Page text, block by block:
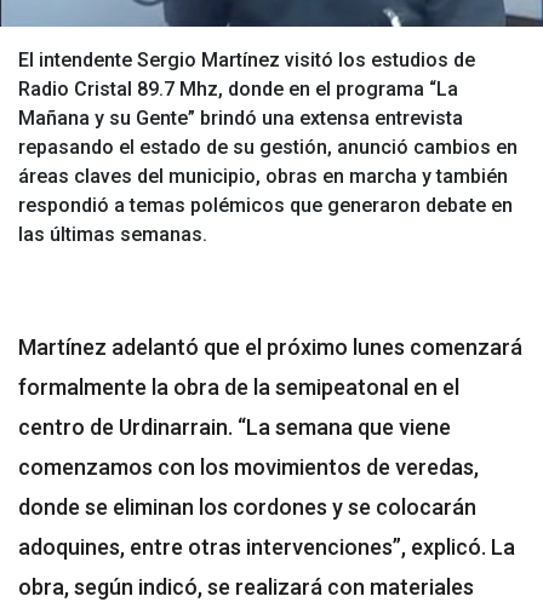
El intendente Sergio Martínez visitó los estudios de
Radio Cristal 89.7 Mhz, donde en el programa “La
Mañana y su Gente” brindó una extensa entrevista
repasando el estado de su gestión, anunció cambios en
áreas claves del municipio, obras en marcha y también
respondió a temas polémicos que generaron debate en
las últimas semanas.
Martínez adelantó que el próximo lunes comenzará
formalmente la obra de la semipeatonal en el
centro de Urdinarrain. “La semana que viene
comenzamos con los movimientos de veredas,
donde se eliminan los cordones y se colocarán
adoquines, entre otras intervenciones”, explicó. La
obra, según indicó, se realizará con materiales